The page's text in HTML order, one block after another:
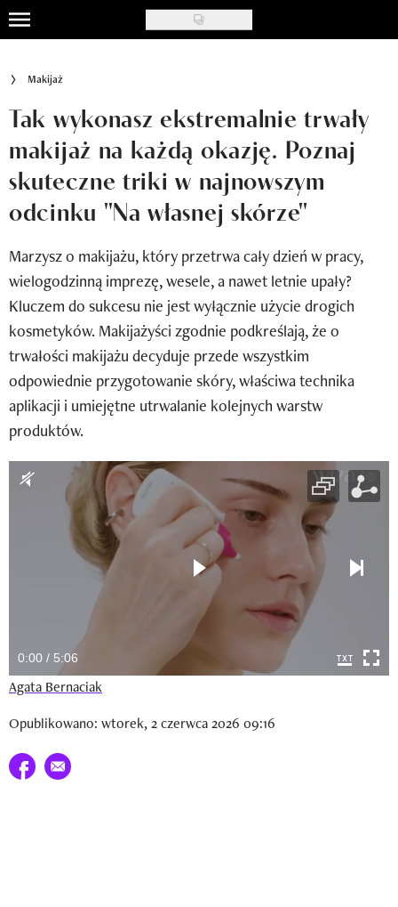
Skip
to
content
Ślub i wesele
Styl życia
Nasze akcje
Inspiracje
Recenzje kosmetyków
Klub Recenzentki
Newsy
Newsletter
Mój profil / Zarejestruj się
Makijaż
Tak wykonasz ekstremalnie trwały
makijaż na każdą okazję. Poznaj
skuteczne triki w najnowszym
odcinku "Na własnej skórze"
Marzysz o makijażu, który przetrwa cały dzień w pracy,
wielogodzinną imprezę, wesele, a nawet letnie upały?
Kluczem do sukcesu nie jest wyłącznie użycie drogich
kosmetyków. Makijażyści zgodnie podkreślają, że o
trwałości makijażu decyduje przede wszystkim
odpowiednie przygotowanie skóry, właściwa technika
aplikacji i umiejętne utrwalanie kolejnych warstw
produktów.
0:00 / 5:06
Agata Bernaciak
Opublikowano: wtorek, 2 czerwca 2026 09:16
Udostępnij na facebook
E-mail do przyjaciela